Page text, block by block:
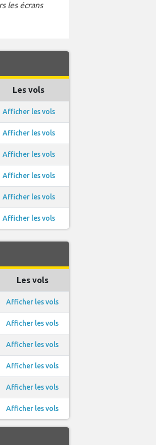
les écrans
Les vols
Afficher les vols
Afficher les vols
Afficher les vols
Afficher les vols
Afficher les vols
Afficher les vols
Les vols
Afficher les vols
Afficher les vols
Afficher les vols
Afficher les vols
Afficher les vols
Afficher les vols